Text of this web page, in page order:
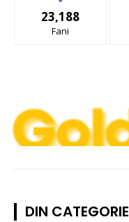
23,188
Fani
DIN CATEGORIE